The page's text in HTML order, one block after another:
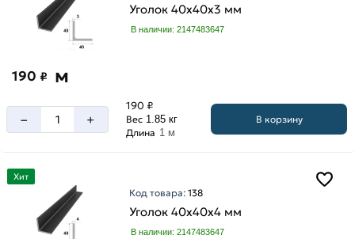
Уголок 40х40х3 мм
В наличии: 2147483647
190 ₽ м
– +
190 ₽
Вес 1.85 кг
Длина 1 м
В корзину
Хит
Код товара:138
Уголок 40х40х4 мм
В наличии: 2147483647